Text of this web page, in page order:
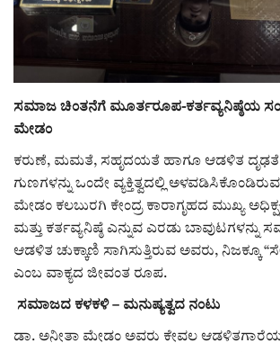
ಸಂಪಾದಕೀಯ
ಕವನ
Digital Subscription
ಸಮಾಜ ಚಿಂತನೆಗೆ ಮೂರ್ತರೂಪ-ಕರ್ತವ್ಯನಿಷ್ಠೆಯ
ಮೇಡಂ
ಕರುಣೆ, ಮಮತೆ, ಸಹೃದಯತೆ ಹಾಗೂ ಆಡಳಿತ ದೃಢತೆ
ಗುಣಗಳನ್ನು ಒಂದೇ ವ್ಯಕ್ತಿತ್ವದಲ್ಲಿ
ಮೇಡಂ ಕಲಬುರಗಿ ಕೇಂದ್ರ ಕಾರಾಗೃಹದ ಮುಖ್ಯ
ಮತ್ತು ಕರ್ತವ್ಯನಿಷ್ಠೆ ಎನ್ನುವ ಎರಡು
ಆಡಳಿತ ಚುಕ್ಕಾಣಿ ಸಾಗಿಸುತ್ತಿರುವ ಅವರು, ನಿಜಕ್ಕೂ
ಎಂಬ ವಾಕ್ಯದ ಜೀವಂತ ರೂಪ.
ಸಮಾಜದ ಕಳಕಳಿ – ಮನುಷ್ಯತ್ವದ ನಂಟು
ಡಾ. ಅನೀತಾ ಮೇಡಂ ಅವರು ಕೇವಲ